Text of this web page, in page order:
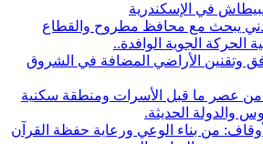
في الإسكندرية
يبحث مع محافظ مطروح والقطاع
الحركة الجوية الوافدة..
وتقنين الأراضي المضافة في الشروق
من عصر ما قبل الأسرات ومنطقة سكنية
والدولة الحديثة.
من بناء الوعي ورعاية حفظة القرآن